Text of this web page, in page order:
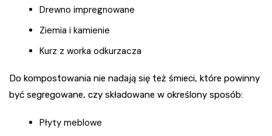
Drewno impregnowane
Ziemia i kamienie
Kurz z worka odkurzacza
Do kompostowania nie nadają się też śmieci, które powinny
być segregowane, czy składowane w określony sposób:
Płyty meblowe